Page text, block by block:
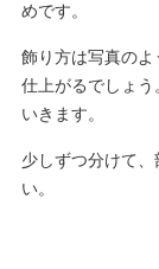
めです。
飾り方は写真の
仕上がるでしょ
いきます。
少しずつ分けて
い。